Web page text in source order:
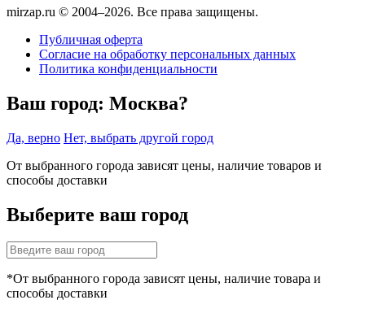
mirzap.ru © 2004–2026. Все права защищены.
Публичная оферта
Согласие на обработку персональных данных
Политика конфиденциальности
Ваш город: Москва?
Да, верно Нет, выбрать другой город
От выбранного города зависят цены, наличие товаров и
способы доставки
Выберите ваш город
*От выбранного города зависят цены, наличие товара и
способы доставки